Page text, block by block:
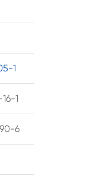
1
1
6